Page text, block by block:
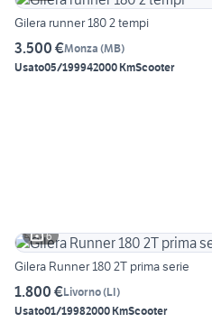
Gilera runner 180 2 tempi
3.500 €Monza (MB)
Usato05/199942000 KmScooter
6
Gilera Runner 180 2T prima serie
1.800 €Livorno(LI)
Usato01/19982000 KmScooter